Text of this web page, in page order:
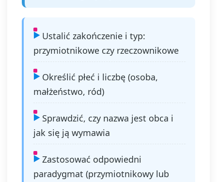
Ustalić zakończenie i typ:
przymiotnikowe czy rzeczownikowe
Określić płeć i liczbę (osoba,
małżeństwo, ród)
Sprawdzić, czy nazwa jest obca i
jak się ją wymawia
Zastosować odpowiedni
paradygmat (przymiotnikowy lub